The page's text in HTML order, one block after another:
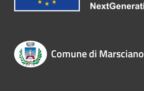
Comune di Marsciano